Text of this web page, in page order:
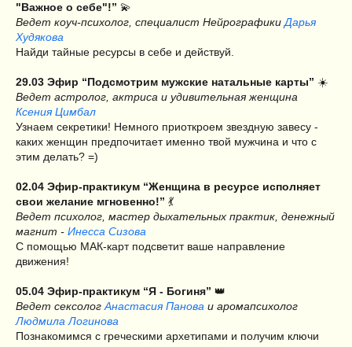
"Важное о себе"!” 💫
Ведет коуч-психолог, специалист Нейрографики Дарья
Худякова
Найди тайные ресурсы в себе и действуй.
29.03 Эфир “Подсмотрим мужские натальные карты” ☀️
Ведет астролог, актриса и удивительная женщина
Ксения Цимбал
Узнаем секретики! Немного приоткроем звездную завесу -
каких женщин предпочитает именно твой мужчина и что с
этим делать? =)
02.04 Эфир-практикум “Женщина в ресурсе исполняет
свои желание мгновенно!” 💃
Ведет психолог, мастер дыхательных практик, денежный
магнит - Инесса Сизова
С помощью МАК-карт подсветит ваше направление
движения!
05.04 Эфир-практикум “Я - Богиня” 👑
Ведет сексолог Анастасия Панова и аромапсихолог
Людмила Логинова
Познакомимся с греческими архетипами и получим ключи